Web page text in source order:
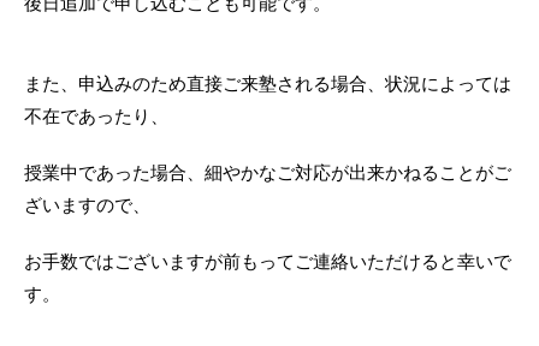
また、申込みのため直接ご来塾される場合、状況によっては
不在であったり、
授業中であった場合、細やかなご対応が出来かねることがご
ざいますので、
お手数ではございますが前もってご連絡いただけると幸いで
す。